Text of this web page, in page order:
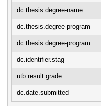
dc.thesis.degree-name
dc.thesis.degree-program
dc.thesis.degree-program
dc.identifier.stag
utb.result.grade
dc.date.submitted